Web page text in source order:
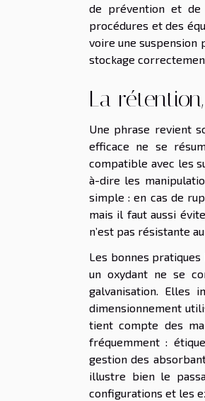
de prévention et de
procédures et des
voire une suspension
stockage
La
Une phrase revient
efficace ne se
compatible avec les
à-dire les
simple : en cas de
mais il faut aussi
n’est pas résistante
Les bonnes
un oxydant ne se
galvanisation. Elles
dimensionnement
tient compte des
fréquemment :
gestion des
illustre bien le
configurations et les